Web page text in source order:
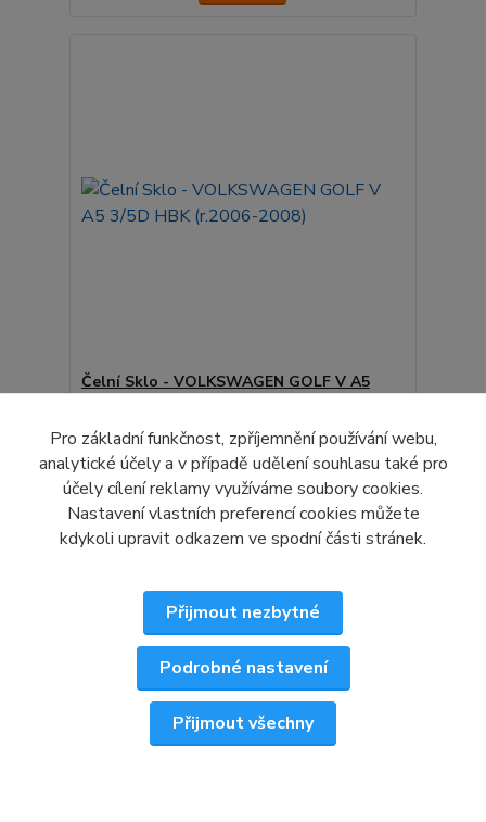
Čelní Sklo - VOLKSWAGEN GOLF V A5
3 416 Kč/ks
2 823 Kčbez DPH
Přidat do košíku
Pro základní funkčnost, zpříjemnění používání webu,
analytické účely a v případě udělení souhlasu také pro
účely cílení reklamy využíváme soubory cookies.
Nastavení vlastních preferencí cookies můžete
kdykoli upravit odkazem ve spodní části stránek.
Přijmout nezbytné
Podrobné nastavení
Přijmout všechny